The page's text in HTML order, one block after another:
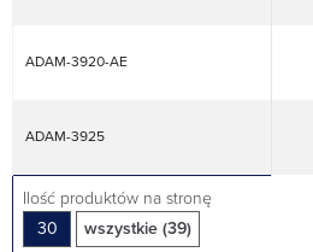
ADAM-3920-AE
ADAM-3925
Ilość produktów na stronę
30
wszystkie (39)